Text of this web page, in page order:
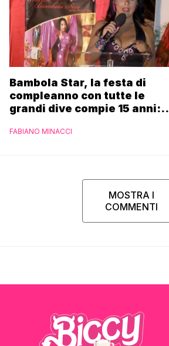
Bambola Star, la festa di
compleanno con tutte le
grandi dive compie 15 anni: il
FABIANO MINACCI
MOSTRA I
COMMENTI